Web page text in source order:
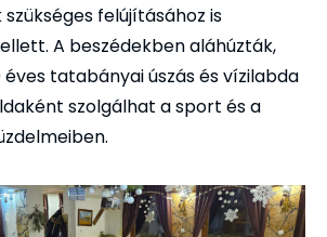
felújításához is
A beszédekben aláhúzták,
éves tatabányai úszás és vízilabda
szolgálhat a sport és a